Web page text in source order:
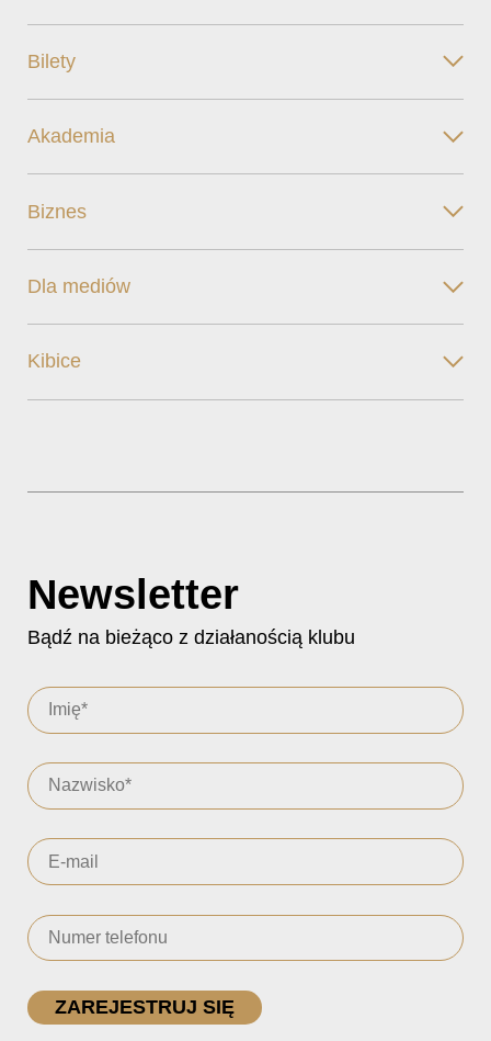
Bilety
Akademia
Biznes
Dla mediów
Kibice
Newsletter
Bądź na bieżąco z działanością klubu